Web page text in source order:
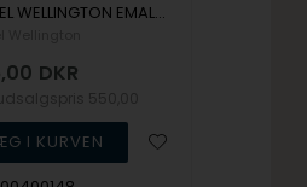
DANIEL WELLINGTON EMALIE Creol Ørering, ADW00400148
DKR